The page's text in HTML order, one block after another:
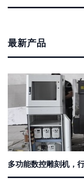
最新产品
多功能数控雕刻机，